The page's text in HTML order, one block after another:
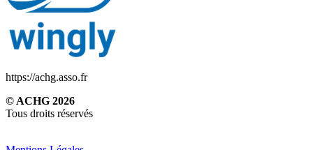
https://achg.asso.fr
© ACHG 2026
Tous droits réservés